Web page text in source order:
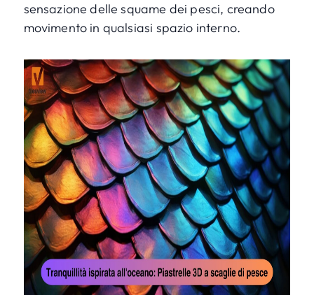
sensazione delle squame dei pesci, creando
movimento in qualsiasi spazio interno.